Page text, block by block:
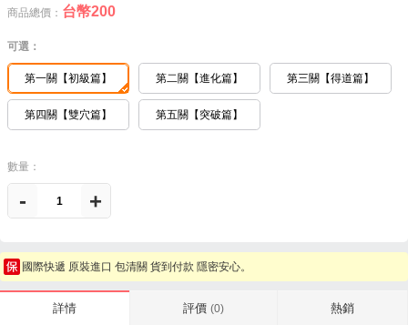
商品總價： 台幣200
可選：
第一關【初級篇】 第二關【進化篇】 第三關【得道篇】
第四關【雙穴篇】 第五關【突破篇】
數量：
- +
國際快遞 原裝進口 包清關 貨到付款 隱密安心。
詳情 評價 (0) 熱銷